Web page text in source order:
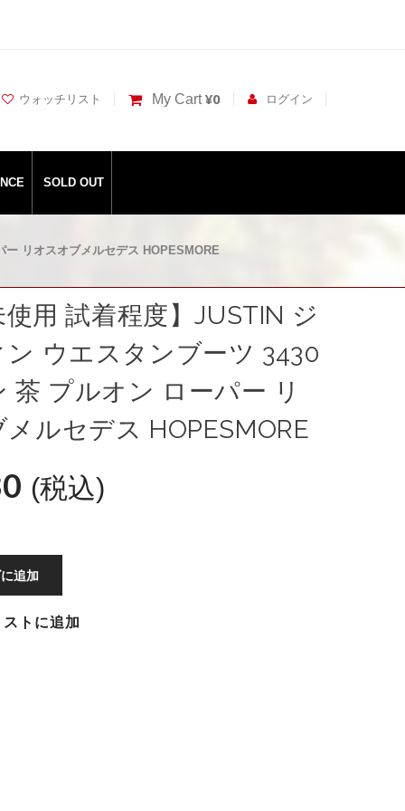
ウォッチリスト My Cart ¥0 ログイン
SOLD OUT
ー リオスオブメルセデス HOPESMORE
使用 試着程度】JUSTIN ジ
ン ウエスタンブーツ 3430
茶 プルオン ローパー リ
ルセデス HOPESMORE
(税込)
追加
トに追加